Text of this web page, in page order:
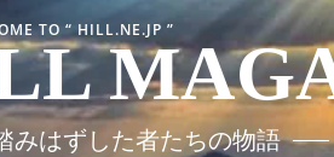
TO “ HILL.NE.JP ”
みはずした者たちの物語